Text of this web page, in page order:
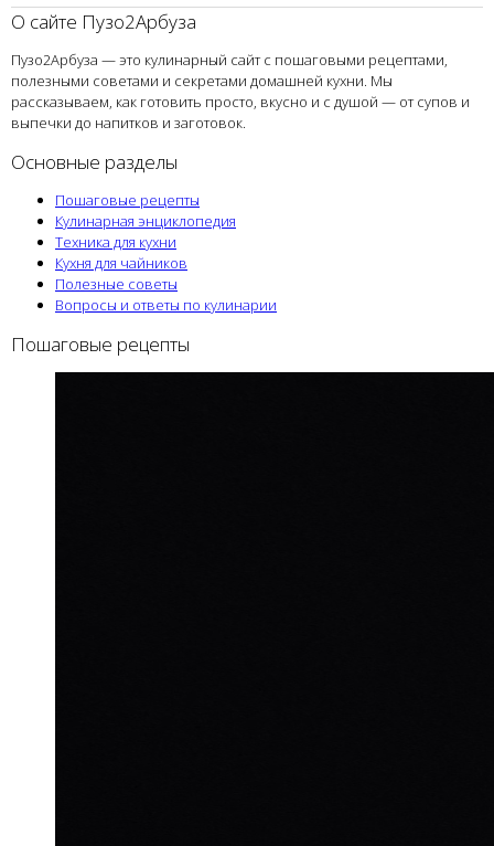
О сайте Пузо2Арбуза
Пузо2Арбуза — это кулинарный сайт с пошаговыми рецептами,
полезными советами и секретами домашней кухни. Мы
рассказываем, как готовить просто, вкусно и с душой — от супов и
выпечки до напитков и заготовок.
Основные разделы
Пошаговые рецепты
Кулинарная энциклопедия
Техника для кухни
Кухня для чайников
Полезные советы
Вопросы и ответы по кулинарии
Пошаговые рецепты